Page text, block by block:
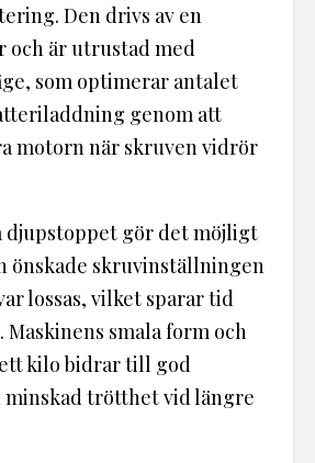
Den drivs av en
och är utrustad med
som optimerar antalet
genom att
motorn när skruven vidrör
djupstoppet gör det möjligt
önskade skruvinställningen
lossas, vilket sparar tid
smala form och
kilo bidrar till god
trötthet vid längre